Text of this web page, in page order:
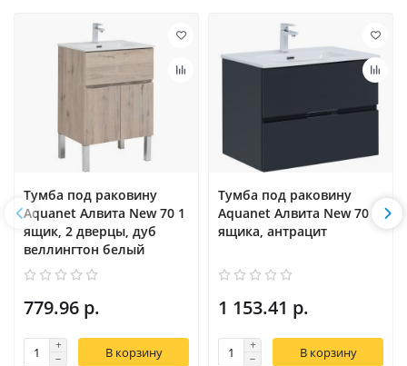
Тумба под раковину
Aquanet Алвита New 70 1
ящик, 2 дверцы, дуб
веллингтон белый
779.96 р.
В корзину
Тумба под раковину
Aquanet Алвита New 70 2
ящика, антрацит
1 153.41 р.
В корзину